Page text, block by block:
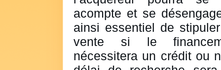
acompte et se
ainsi essentiel de
vente si le
nécessitera un crédit ou